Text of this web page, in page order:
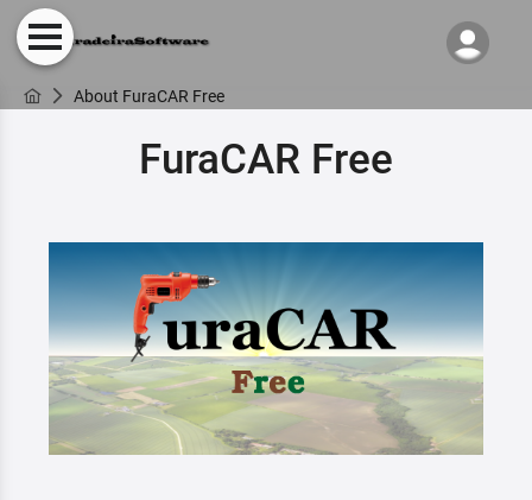
About FuraCAR Free
FuraCAR Free